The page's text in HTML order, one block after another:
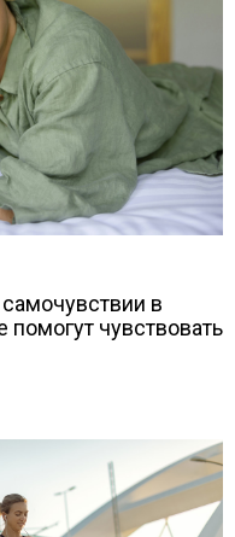
в
помогут чувствовать